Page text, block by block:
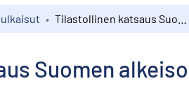
Suomen